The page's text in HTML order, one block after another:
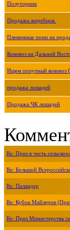
Полуторник
Продажа жеребцов.
Племенные пони на
Коневоз на Дальний
Ищем попутный коневоз
продажа лошадей
Продажа ЧК лошадей
Re: Приз в честь
Re: Большой
Re: Паландер
Re: Кубок Майлеров
Re: Приз Министерства